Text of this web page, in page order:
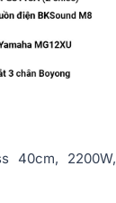
40cm, 2200W,